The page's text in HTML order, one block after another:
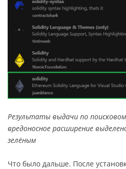
Результаты выдачи по
вредоносное расширение
зелёным
Что было дальше. После